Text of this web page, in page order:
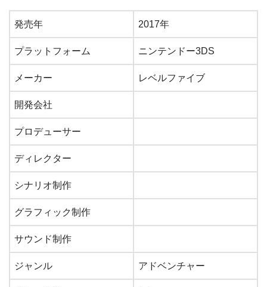
発売年 2017年
プラットフォーム ニンテンドー3DS
メーカー レベルファイブ
開発会社
プロデューサー
ディレクター
シナリオ制作
グラフィック制作
サウンド制作
ジャンル アドベンチャー